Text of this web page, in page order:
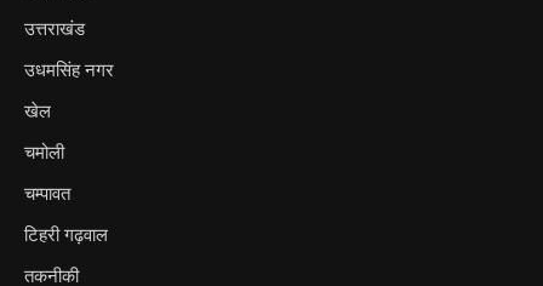
उत्तराखंड
उधमसिंह नगर
खेल
चमोली
चम्पावत
टिहरी गढ़वाल
तकनीकी